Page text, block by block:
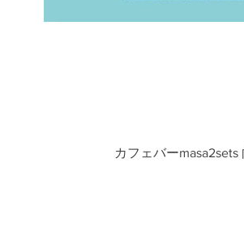
カフェバー